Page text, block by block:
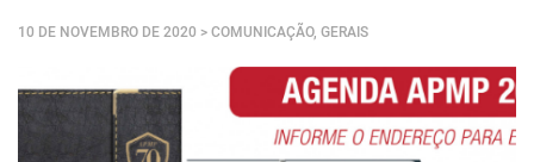
10 DE NOVEMBRO DE 2020 > COMUNICAÇÃO, GERAIS